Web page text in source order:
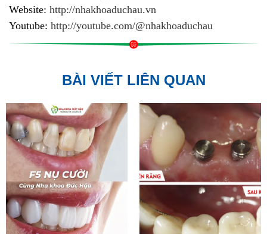
Website: http://nhakhoaduchau.vn
Youtube: http://youtube.com/@nhakhoaduchau
BÀI VIẾT LIÊN QUAN